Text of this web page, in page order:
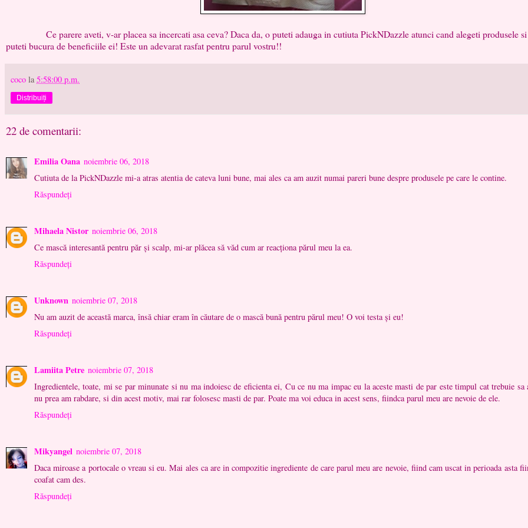
Ce parere aveti, v-ar placea sa incercati asa ceva? Daca da, o puteti adauga in cutiuta PickNDazzle atunci cand alegeti produsele
puteti bucura de beneficiile ei! Este un adevarat rasfat pentru parul vostru!!
coco la 5:58:00 p.m.
Distribuiți
22 de comentarii:
Emilia Oana noiembrie 06, 2018
Cutiuta de la PickNDazzle mi-a atras atentia de cateva luni bune, mai ales ca am auzit numai pareri bune despre produsele pe care le contine.
Răspundeți
Mihaela Nistor noiembrie 06, 2018
Ce mască interesantă pentru păr și scalp, mi-ar plăcea să văd cum ar reacționa părul meu la ea.
Răspundeți
Unknown noiembrie 07, 2018
Nu am auzit de această marca, însă chiar eram în căutare de o mască bună pentru părul meu! O voi testa și eu!
Răspundeți
Lamiita Petre noiembrie 07, 2018
Ingredientele, toate, mi se par minunate si nu ma indoiesc de eficienta ei, Cu ce nu ma impac eu la aceste masti de par este timpul cat trebuie sa
nu prea am rabdare, si din acest motiv, mai rar folosesc masti de par. Poate ma voi educa in acest sens, fiindca parul meu are nevoie de ele.
Răspundeți
Mikyangel noiembrie 07, 2018
Daca miroase a portocale o vreau si eu. Mai ales ca are in compozitie ingrediente de care parul meu are nevoie, fiind cam uscat in perioada asta
coafat cam des.
Răspundeți